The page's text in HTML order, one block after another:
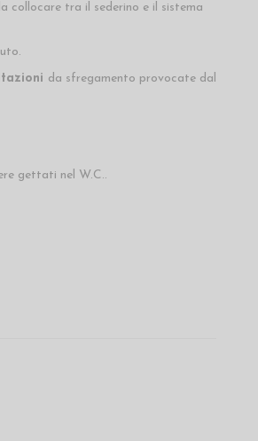
collocare tra il sederino e il sistema
da sfregamento provocate dal
gettati nel W.C..